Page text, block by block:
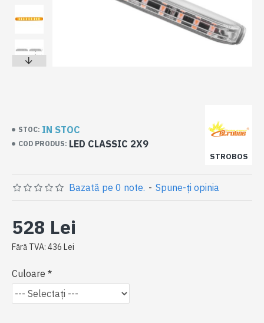
STOC: IN STOC
COD PRODUS: LED CLASSIC 2X9
STROBOS
Bazată pe 0 note. - Spune-ţi opinia
528 Lei
Fără TVA: 436 Lei
Culoare